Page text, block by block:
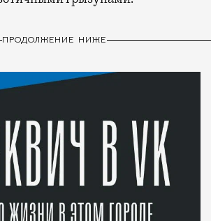
ПРОДОЛЖЕНИЕ НИЖЕ